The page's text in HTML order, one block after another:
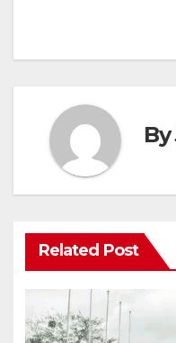
By
Related Post